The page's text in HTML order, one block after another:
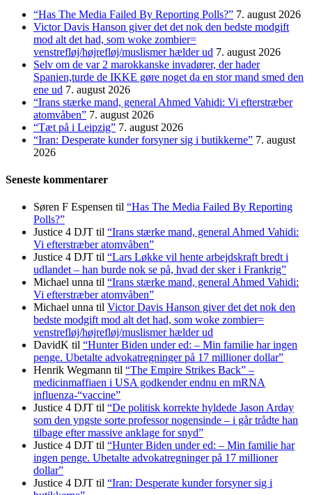
“Has The Media Failed By Reporting Polls?” 7. august 2026
Victor Davis Hanson giver det det nok den bedste modgift
mod alt det had, som woke zombier=
venstrefløj/højrefløj/muslismer hælder ud 7. august 2026
Selv om de var 2 marokkanske invadører, der hader
Spanien,turde de IKKE gøre noget da en stor mand smed den
ene ud 7. august 2026
“Irans stærke mand, general Ahmed Vahidi: Vi efterstræber
atomvåben” 7. august 2026
“Tæt på i Leipzig” 7. august 2026
“Iran: Desperate kunder forsyner sig i butikkerne” 7. august
2026
Seneste kommentarer
Søren F Espensen til “Has The Media Failed By Reporting
Polls?”
Justice 4 DJT til “Irans stærke mand, general Ahmed Vahidi:
Vi efterstræber atomvåben”
Justice 4 DJT til “Lars Løkke vil hente arbejdskraft bredt i
udlandet – han burde nok se på, hvad der sker i Frankrig”
Michael unna til “Irans stærke mand, general Ahmed Vahidi:
Vi efterstræber atomvåben”
Michael unna til Victor Davis Hanson giver det det nok den
bedste modgift mod alt det had, som woke zombier=
venstrefløj/højrefløj/muslismer hælder ud
DavidK til “Hunter Biden under ed: – Min familie har ingen
penge. Ubetalte advokat­regninger på 17 millioner dollar”
Henrik Wegmann til “The Empire Strikes Back” –
medicinmaffiaen i USA godkender endnu en mRNA
influenza-“vaccine”
Justice 4 DJT til “De politisk korrekte hyldede Jason Arday
som den yngste sorte professor nogensinde – i går trådte han
tilbage efter massive anklage for snyd”
Justice 4 DJT til “Hunter Biden under ed: – Min familie har
ingen penge. Ubetalte advokat­regninger på 17 millioner
dollar”
Justice 4 DJT til “Iran: Desperate kunder forsyner sig i